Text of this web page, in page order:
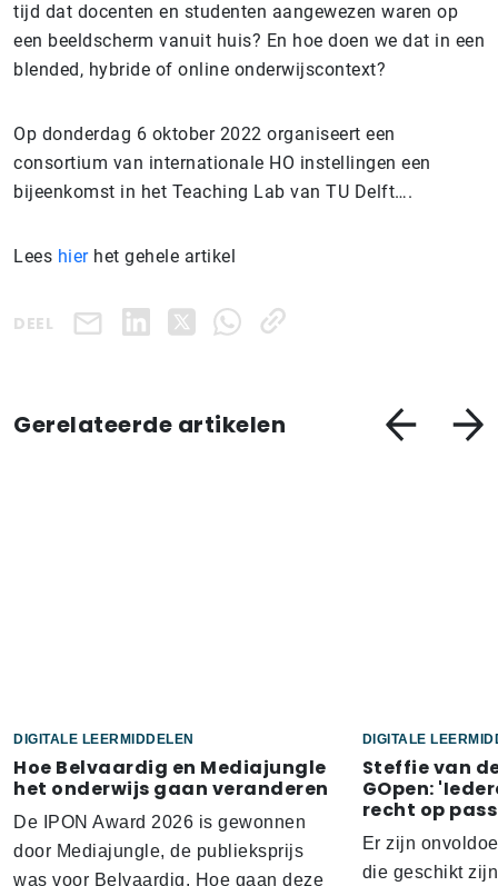
tijd dat docenten en studenten aangewezen waren op
een beeldscherm vanuit huis? En hoe doen we dat in een
blended, hybride of online onderwijscontext?
Op donderdag 6 oktober 2022 organiseert een
consortium van internationale HO instellingen een
bijeenkomst in het Teaching Lab van TU Delft….
Lees hierhet gehele artikel
DEEL
Gerelateerde artikelen
DIGITALE LEERMIDDELEN
Hoe Belvaardig en Mediajungle
het onderwijs gaan veranderen
De IPON Award 2026 is gewonnen
door Mediajungle, de publieksprijs
was voor Belvaardig. Hoe gaan deze
DIGITALE
Steffie van
GOpen:
recht op
Er zijn
die geschikt